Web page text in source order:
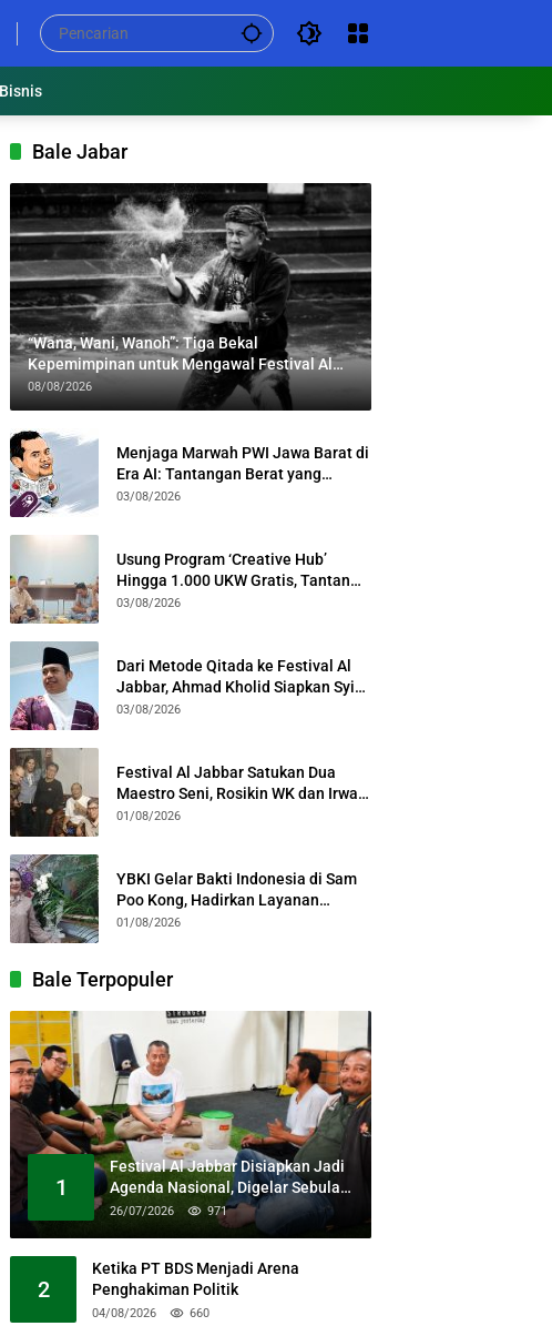
Bale Jabar
“Wana, Wani, Wanoh”: Tiga Bekal
Kepemimpinan untuk Mengawal Festival Al
Jabbar
08/08/2026
Menjaga Marwah PWI Jawa Barat di
Era AI: Tantangan Berat yang
Menuntut Solidaritas Lintas
03/08/2026
Usung Program ‘Creative Hub’
Hingga 1.000 UKW Gratis, Tantan
Sulthon Paparkan Visi PWI Jabar di
03/08/2026
Dari Metode Qitada ke Festival Al
Jabbar, Ahmad Kholid Siapkan Syiar
Al-Qur’an Lewat Nada
03/08/2026
Festival Al Jabbar Satukan Dua
Maestro Seni, Rosikin WK dan Irwan
Guntari Garap Pertunjukan Kolosal
01/08/2026
YBKI Gelar Bakti Indonesia di Sam
Poo Kong, Hadirkan Layanan
Kesehatan Gratis dan Dialog
01/08/2026
Bale Terpopuler
1
Festival Al Jabbar Disiapkan Jadi
Agenda Nasional, Digelar Sebulan
Penuh di Kawasan Masjid Raya Al
26/07/2026 971
2
Ketika PT BDS Menjadi Arena
Penghakiman Politik
04/08/2026 660